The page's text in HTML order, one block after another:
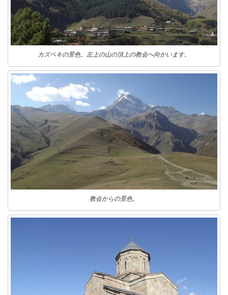
カズベキの景色。左上の山の頂上の教会へ向かいます。
教会からの景色。